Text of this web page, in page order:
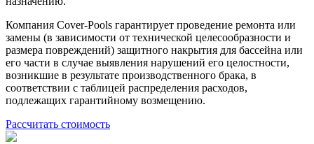
Компания Cover-Pools гарантирует проведение ремонта или
замены (в зависимости от технической целесообразности и
размера повреждений) защитного накрытия для бассейна или
его части в случае выявления нарушений его целостности,
возникшие в результате производственного брака, в
соответствии с таблицей распределения расходов,
подлежащих гарантийному возмещению.
Рассчитать стоимость